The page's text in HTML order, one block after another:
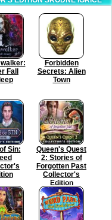
Fall
Forbidden
Secrets: Alien
Town
Sin:
Queen's Quest
2: Stories of
Forgotten Past
Collector's
Edition